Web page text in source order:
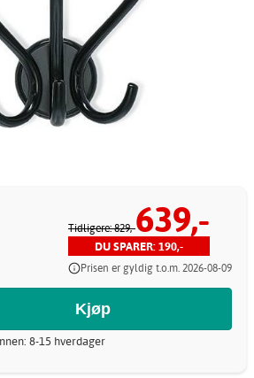
Tidligere: 829,-639,-
DU SPARER: 190,-
Prisen er gyldig t.o.m. 2026-08-09
8-15 hverdager